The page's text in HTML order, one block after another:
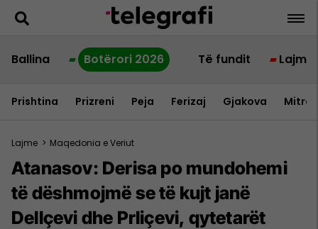
Ballina Botërori 2026 Të fundit Lajme
Prishtina Prizreni Peja Ferizaj Gjakova
Lajme > Maqedonia e Veriut
Atanasov: Derisa po mundohemi
të dëshmojmë se të kujt janë
Dellçevi dhe Prliçevi, qytetarët